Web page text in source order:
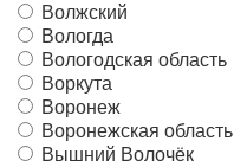
Волжский
Вологда
Вологодская область
Воркута
Воронеж
Воронежская область
Вышний Волочёк